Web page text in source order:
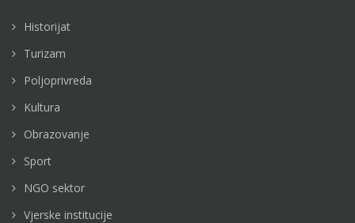
Historijat
Turizam
Poljoprivreda
Kultura
Obrazovanje
Sport
NGO sektor
Vjerske institucije